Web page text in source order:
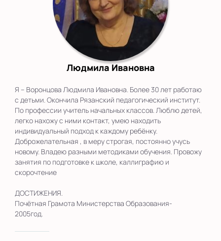
Людмила Ивановна
Я – Воронцова Людмила Ивановна. Более 30 лет работаю
с детьми. Окончила Рязанский педагогический институт.
По профессии учитель начальных классов. Люблю детей,
легко нахожу с ними контакт, умею находить
индивидуальный подход к каждому ребёнку.
Доброжелательная , в меру строгая, постоянно учусь
новому. Владею разными методиками обучения. Провожу
занятия по подготовке к школе, каллиграфию и
скорочтение
ДОСТИЖЕНИЯ.
Почётная Грамота Министерства Образования-
2005год.